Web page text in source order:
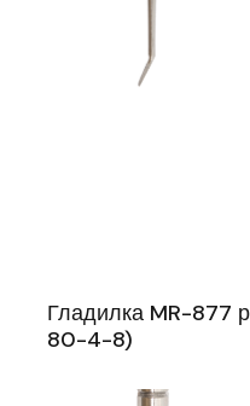
Гладилка MR-877
80-4-8)